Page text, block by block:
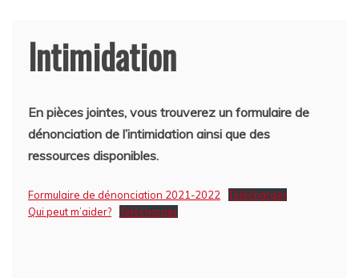
Intimidation
En pièces jointes, vous trouverez un formulaire de
dénonciation de l’intimidation ainsi que des
ressources disponibles.
Formulaire de dénonciation 2021-2022
Télécharger
Qui peut m’aider? Télécharger